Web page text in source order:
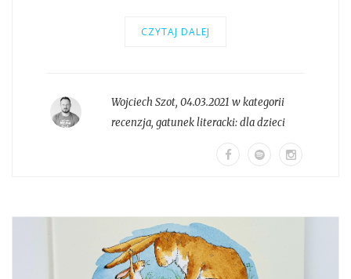
CZYTAJ DALEJ
Wojciech Szot, 04.03.2021 w kategorii
recenzja, gatunek literacki:dla dzieci